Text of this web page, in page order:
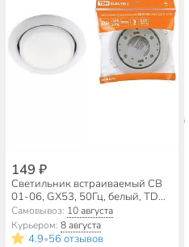
149 ₽
Светильник встраиваемый СВ
01-06, GX53, 50Гц, белый, TDM
Electric, SQ0359-0057
Самовывоз: 10 августа
Курьером:8 августа
4.9•56 отзывов